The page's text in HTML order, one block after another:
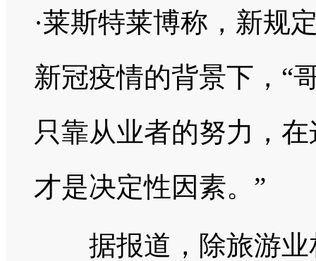
·莱斯特莱博称，新规
新冠疫情的背景下，“
只靠从业者的努力，
才是决定性因素。”
据报道，除旅游业